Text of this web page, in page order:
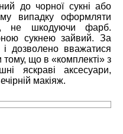
до чорної сукні або
випадку оформляти
не шкодуючи фарб.
сукнею зайвий. За
дозволено вважатися
тому, що в «комплекті» з
яскраві аксесуари,
макіяж.